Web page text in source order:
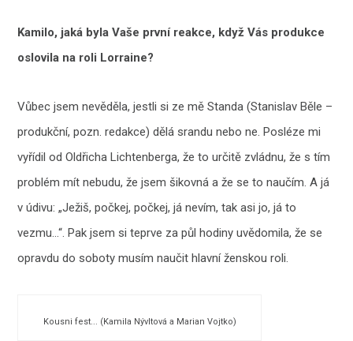
Kamilo, jaká byla Vaše první reakce, když Vás produkce
oslovila na roli Lorraine?
Vůbec jsem nevěděla, jestli si ze mě Standa (Stanislav Běle –
produkční, pozn. redakce) dělá srandu nebo ne. Posléze mi
vyřídil od Oldřicha Lichtenberga, že to určitě zvládnu, že s tím
problém mít nebudu, že jsem šikovná a že se to naučím. A já
v údivu: „Ježiš, počkej, počkej, já nevím, tak asi jo, já to
vezmu…“. Pak jsem si teprve za půl hodiny uvědomila, že se
opravdu do soboty musím naučit hlavní ženskou roli.
Kousni fest... (Kamila Nývltová a Marian Vojtko)